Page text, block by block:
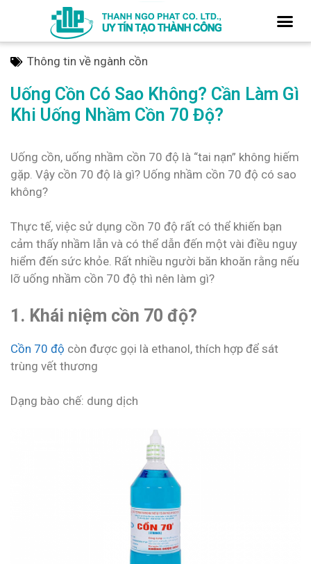
Thông tin về ngành cồn
Uống Cồn Có Sao Không? Cần Làm Gì
Khi Uống Nhầm Cồn 70 Độ?
Uống cồn, uống nhầm cồn 70 độ là “tai nạn” không hiếm
gặp. Vậy cồn 70 độ là gì? Uống nhầm cồn 70 độ có sao
không?
Thực tế, việc sử dụng cồn 70 độ rất có thể khiến bạn
cảm thấy nhầm lẫn và có thể dẫn đến một vài điều nguy
hiểm đến sức khỏe. Rất nhiều người băn khoăn rằng nếu
lỡ uống nhầm cồn 70 độ thì nên làm gì?
1. Khái niệm cồn 70 độ?
Cồn 70 độ còn được gọi là ethanol, thích hợp để sát
trùng vết thương
Dạng bào chế: dung dịch